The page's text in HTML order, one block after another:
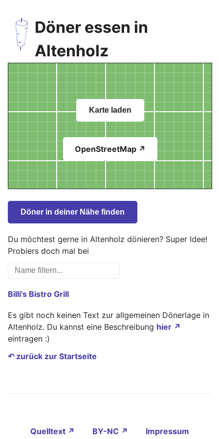
Döner essen in
Altenholz
Karte laden
OpenStreetMap ↗
Döner in deiner Nähe finden
Du möchtest gerne in Altenholz dönieren? Super Idee!
Probiers doch mal bei
Billi's Bistro Grill
Es gibt noch keinen Text zur allgemeinen Dönerlage in
Altenholz. Du kannst eine Beschreibung hier ↗
eintragen :)
↶ zurück zur Startseite
Quelltext ↗ BY-NC ↗
Impressum